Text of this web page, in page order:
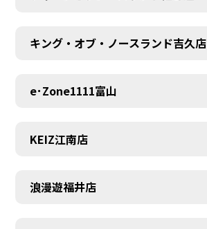
キング・オブ・ノースランド吉久店
e･Zone1111富山
KEIZ江南店
浪漫遊福井店